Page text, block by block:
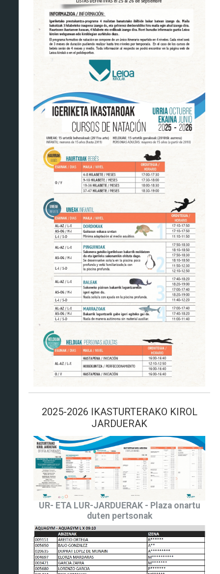
2025-2026 IKASTURTERAKO KIROL
JARDUERAK
UR- ETA LUR-JARDUERAK - Plaza onartu
duten pertsonak